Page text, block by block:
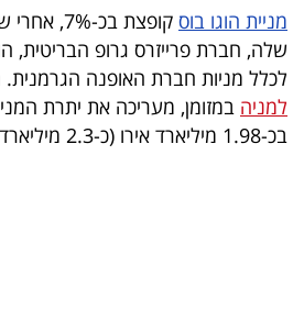
ספורט
קריירה
ולימודים
מניית הוגו בוס קופצת בכ-7%, אחרי שבעלת
שלה, חברת פרייזרס גרופ הבריטית,
לכלל מניות חברת האופנה הגרמנית.
למניה במזומן, מעריכה את יתרת
בכ-1.98 מיליארד אירו (כ-2.3 מיליארד דולר).